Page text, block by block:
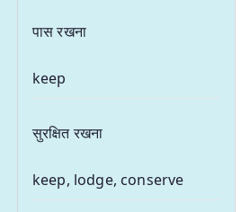
पास रखना
keep
सुरक्षित रखना
keep, lodge, conserve